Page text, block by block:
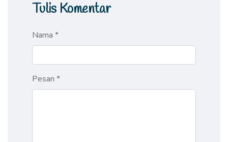
Tulis Komentar
Nama *
Pesan *